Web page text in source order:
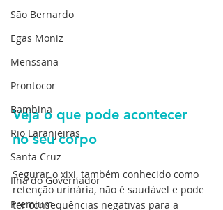
São Bernardo
Egas Moniz
Menssana
Prontocor
Bambina
Rio Laranjeiras
Santa Cruz
Ilha do Governador
Premium
Veja o que pode acontecer
no seu corpo
Segurar o xixi, também conhecido como
retenção urinária, não é saudável e pode
ter consequências negativas para a